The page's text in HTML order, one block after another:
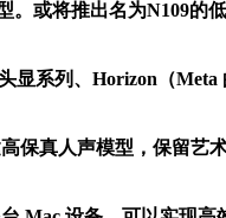
将推出名为N109的
系列、Horizon（
真人声模型，保留艺